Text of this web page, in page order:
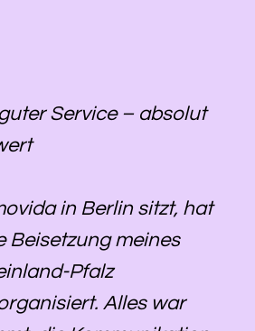
Service – absolut
in Berlin sitzt, hat
Beisetzung meines
Pfalz
Alles war